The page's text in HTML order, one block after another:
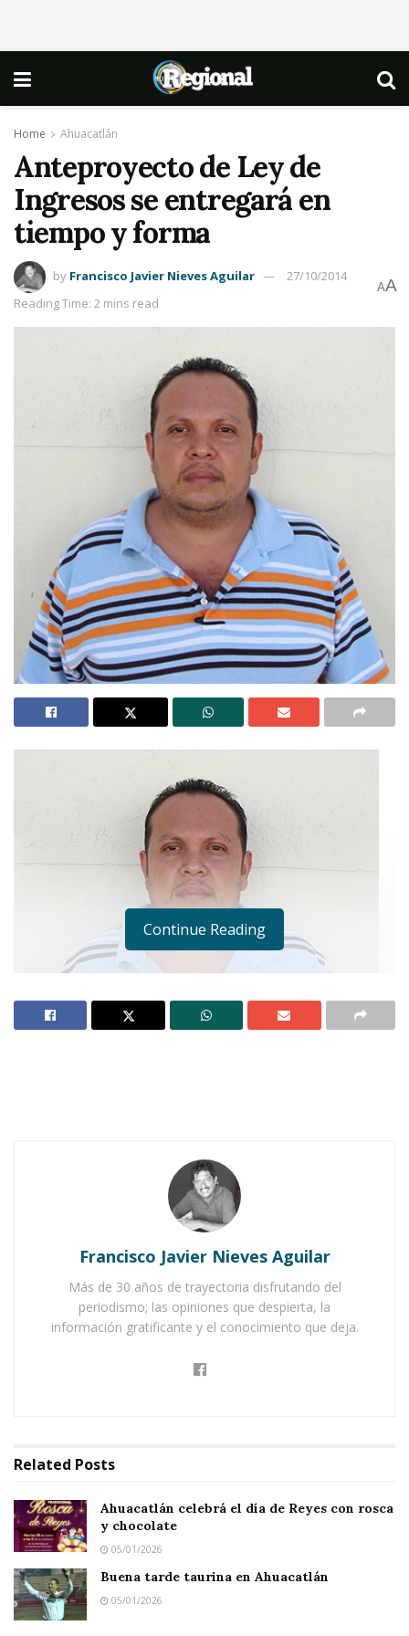
Home Ahuacatlán
Anteproyecto de Ley de
Ingresos se entregará en
tiempo y forma
by Francisco Javier Nieves Aguilar
27/10/2014
Reading Time: 2 mins read
AA
Ahuacatlán celebrá el día de Reyes con rosca y
Buena tarde taurina en Ahuacatlán
Continue Reading
Francisco Javier Nieves Aguilar
Más de 30 años de trayectoria disfrutando del
periodismo; las opiniones que despierta, la
información gratificante y el conocimiento que deja.
Related Posts
Ahuacatlán celebrá el día de Reyes con rosca
y chocolate
05/01/2026
Buena tarde taurina en Ahuacatlán
05/01/2026